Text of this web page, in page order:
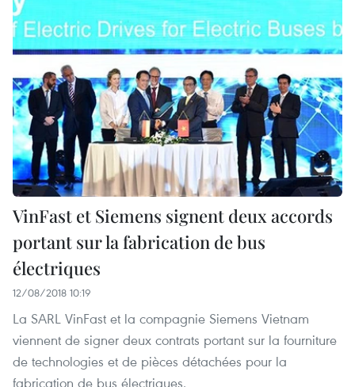
VinFast et Siemens signent deux accords
portant sur la fabrication de bus
électriques
12/08/2018 10:19
La SARL VinFast et la compagnie Siemens Vietnam
viennent de signer deux contrats portant sur la fourniture
de technologies et de pièces détachées pour la
fabrication de bus électriques.